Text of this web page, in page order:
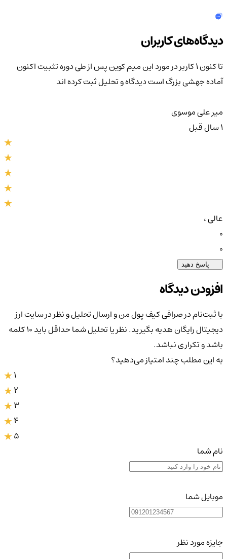
دیدگاه‌های کاربران
تا کنون 1 کاربر در مورد
این میم کوین پس از طی دوره تثبیت اکنون
آماده جهشی بزرگ استدیدگاه و تحلیل ثبت کرده اند
میر علی موسوی
عالی ،
پاسخ دهید
افزودن دیدگاه
با ثبت‌نام در صرافی کیف پول من و ارسال تحلیل و نظر در سایت ارز
دیجیتال رایگان هدیه بگیرید. نظر یا تحلیل شما حداقل باید ۱۰ کلمه
باشد و تکراری نباشد.
به این مطلب چند امتیاز می‌دهید؟
3
4
5
نام شما
موبایل شما
جایزه مورد نظر